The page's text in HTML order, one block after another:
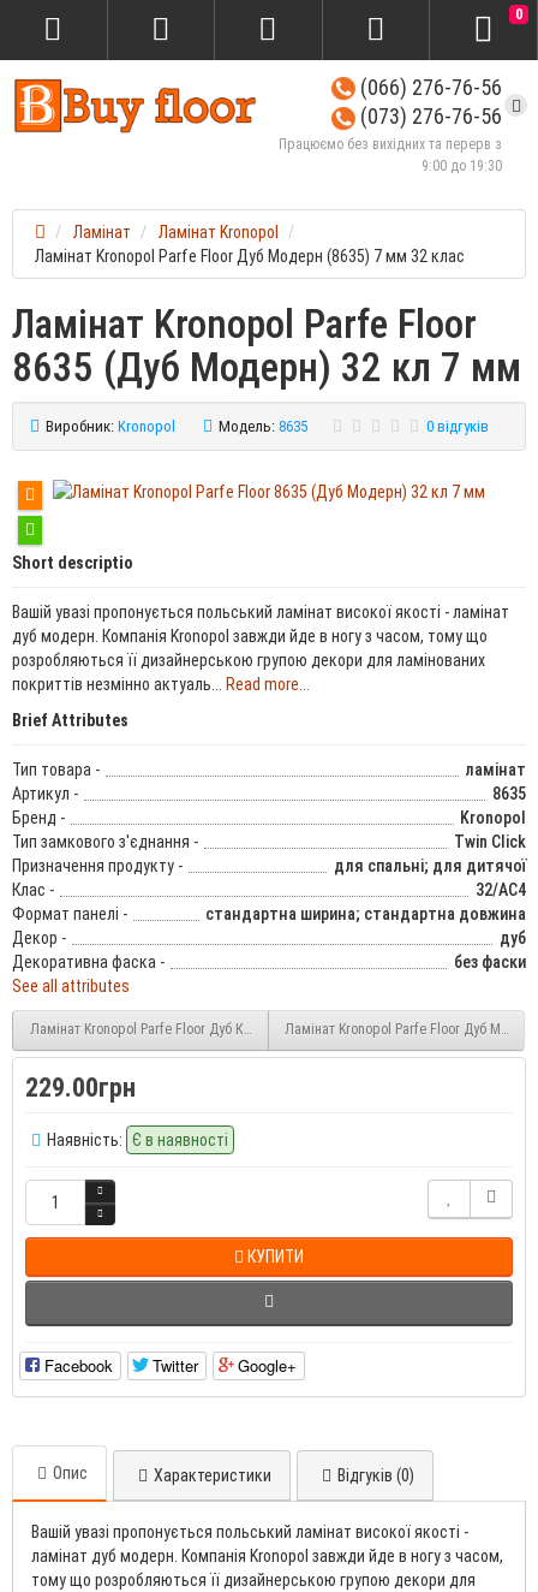
(066) 276-76-56
(073) 276-76-56
Працюємо без вихідних та перерв з
9:00 до 19:30
0
Ламінат
Ламінат Kronopol
Ламінат Kronopol Parfe Floor Дуб Модерн (8635) 7 мм 32 клас
Ламінат Kronopol Parfe Floor
8635 (Дуб Модерн) 32 кл 7 мм
Виробник: Kronopol Модель: 8635 0 відгуків
Short descriptio
Вашій увазі пропонується польський ламінат високої якості - ламінат
дуб модерн. Компанія Kronopol завжди йде в ногу з часом, тому що
розробляються її дизайнерською групою декори для ламінованих
покриттів незмінно актуаль... Read more...
Brief Attributes
Тип товара -
ламінат
Артикул -
8635
Бренд -
Kronopol
Тип замкового з'єднання -
Twin Click
Призначення продукту -
для спальні; для дитячої
Клас -
32/AC4
Формат панелі -
стандартна ширина; стандартна довжина
Декор -
дуб
Декоративна фаска -
без фаски
See all attributes
Ламінат Kronopol Parfe Floor Дуб Кортіна (3298) 7 мм 32 клас
Ламінат Kronopol Parfe Floor Дуб
229.00грн
Наявність: Є в наявності
КУПИТИ
Facebook Twitter Google+
Опис Характеристики Відгуків (0)
Вашій увазі пропонується польський ламінат високої якості -
ламінат дуб модерн. Компанія Kronopol завжди йде в ногу з часом,
тому що розробляються її дизайнерською групою декори для